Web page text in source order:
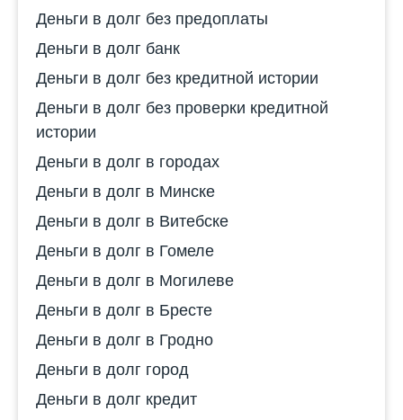
Деньги в долг без предоплаты
Деньги в долг банк
Деньги в долг без кредитной истории
Деньги в долг без проверки кредитной
истории
Деньги в долг в городах
Деньги в долг в Минске
Деньги в долг в Витебске
Деньги в долг в Гомеле
Деньги в долг в Могилеве
Деньги в долг в Бресте
Деньги в долг в Гродно
Деньги в долг город
Деньги в долг кредит